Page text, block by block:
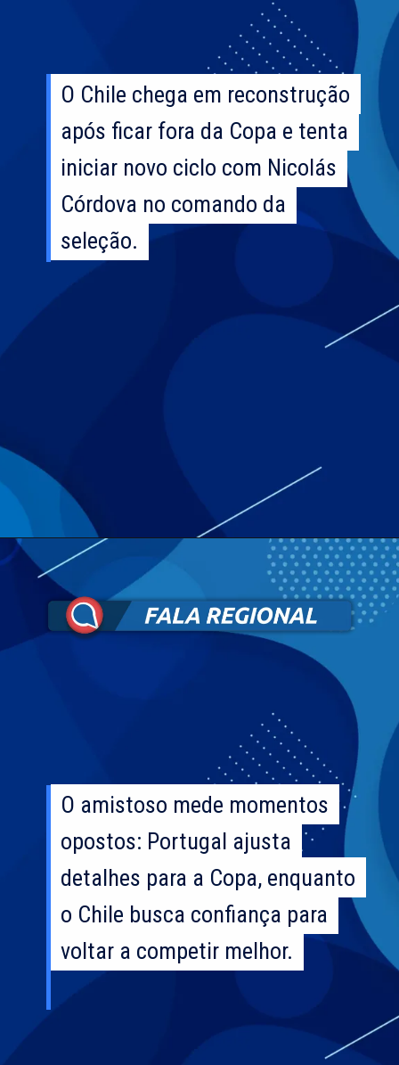
O Chile chega em reconstrução
após ficar fora da Copa e tenta
iniciar novo ciclo com Nicolás
Córdova no comando da
seleção.
O Chile chega em reconstrução
após ficar fora da Copa e tenta
iniciar novo ciclo com Nicolás
Córdova no comando da
seleção.
O amistoso mede momentos
opostos: Portugal ajusta
detalhes para a Copa, enquanto
o Chile busca confiança para
voltar a competir melhor.
O amistoso mede momentos
opostos: Portugal ajusta
detalhes para a Copa, enquanto
o Chile busca confiança para
voltar a competir melhor.